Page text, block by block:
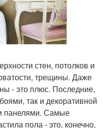
стен, потолков и
трещины. Даже
- это плюс. Последние,
так и декоративной
панелями. Самые
пола - это, конечно,